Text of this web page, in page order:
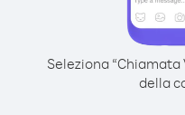
Seleziona
della